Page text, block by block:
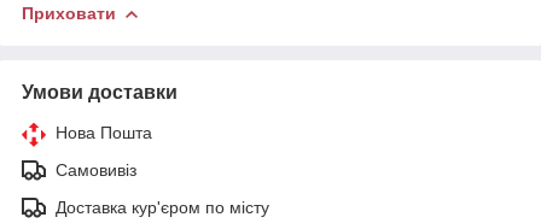
Приховати
Умови доставки
Нова Пошта
Самовивіз
Доставка кур'єром по місту